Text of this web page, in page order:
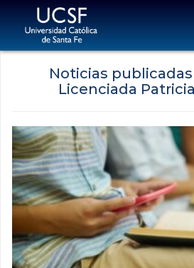
Noticias
Licenciada